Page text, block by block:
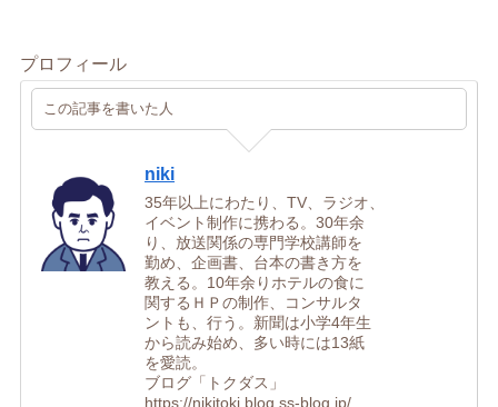
プロフィール
この記事を書いた人
niki
35年以上にわたり、TV、ラジオ、
イベント制作に携わる。30年余
り、放送関係の専門学校講師を
勤め、企画書、台本の書き方を
教える。10年余りホテルの食に
関するＨＰの制作、コンサルタ
ントも、行う。新聞は小学4年生
から読み始め、多い時には13紙
を愛読。
ブログ「トクダス」
https://nikitoki.blog.ss-blog.jp/